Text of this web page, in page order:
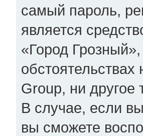
самый пароль,
является
«Город
Group, ни другое
В случае, если
вы сможете